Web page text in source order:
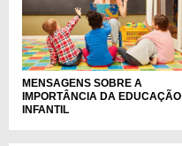
MENSAGENS SOBRE A
IMPORTÂNCIA DA EDUCAÇÃO
INFANTIL